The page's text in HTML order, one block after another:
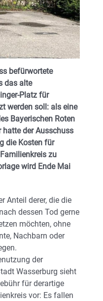
befürwortete
das alte
Platz für
werden soll: als eine
Bayerischen Roten
hatte der Ausschuss
die Kosten für
zu
wird Ende Mai
Anteil derer, die die
dessen Tod gerne
möchten, ohne
Nachbarn oder
der
Wasserburg sieht
für derartige
vor: Es fallen